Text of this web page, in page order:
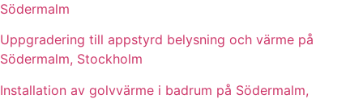
Södermalm
Uppgradering till appstyrd belysning och värme på
Södermalm, Stockholm
Installation av golvvärme i badrum på Södermalm,